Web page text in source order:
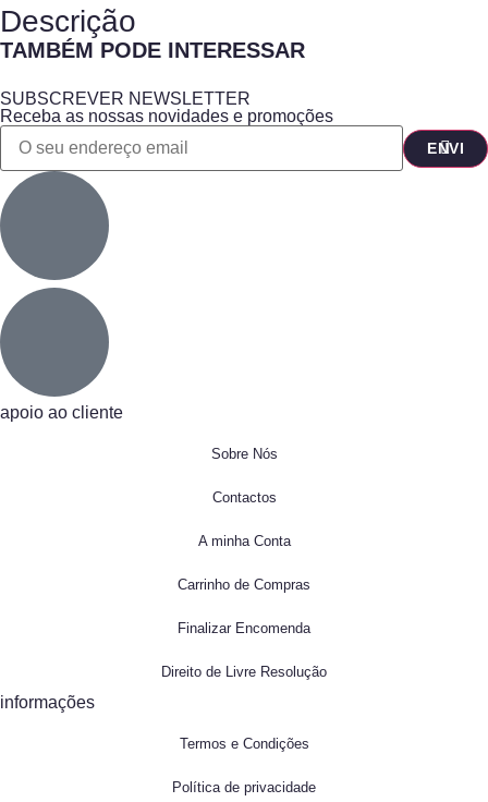
Descrição
TAMBÉM PODE INTERESSAR
SUBSCREVER NEWSLETTER
Receba as nossas novidades e promoções
apoio ao cliente
Sobre Nós
Contactos
A minha Conta
Carrinho de Compras
Finalizar Encomenda
Direito de Livre Resolução
informações
Termos e Condições
Política de privacidade